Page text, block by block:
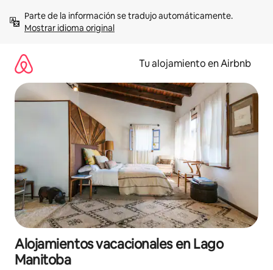
contenidoMostrar idioma original
Tu alojamiento en Airbnb
Alojamientos vacacionales en Lago
Manitoba